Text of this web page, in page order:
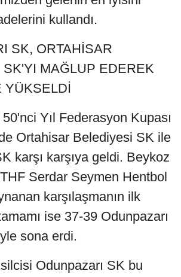
kullandı.
SK, ORTAHİSAR
MAĞLUP EDEREK
YÜKSELDİ
Yıl Federasyon Kupası
Ortahisar Belediyesi SK ile
karşı karşıya geldi. Beykoz
Serdar Seymen Hentbol
karşılaşmanın ilk
ise 37-39 Odunpazarı
sona erdi.
Odunpazarı SK bu